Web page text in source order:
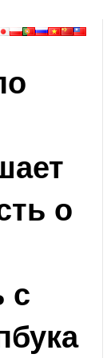
о
с